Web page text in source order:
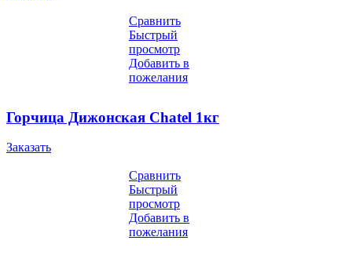
Сравнить
Быстрый
просмотр
Добавить в
пожелания
Горчица Дижонская Chatel 1кг
Заказать
Сравнить
Быстрый
просмотр
Добавить в
пожелания